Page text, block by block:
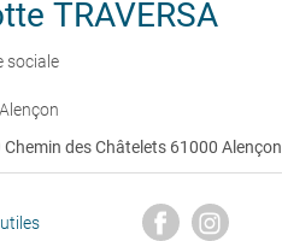
TRAVERSA
sociale
Chemin des Châtelets 61000 Alençon